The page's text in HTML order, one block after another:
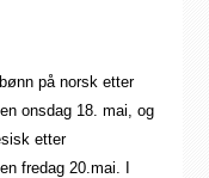
på norsk etter
onsdag 18. mai, og
etter
fredag 20.mai. I